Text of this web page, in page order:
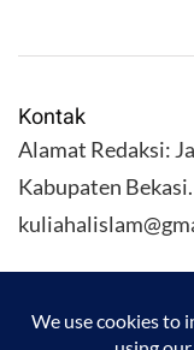
Kontak
Alamat Redaksi:
Kabupaten